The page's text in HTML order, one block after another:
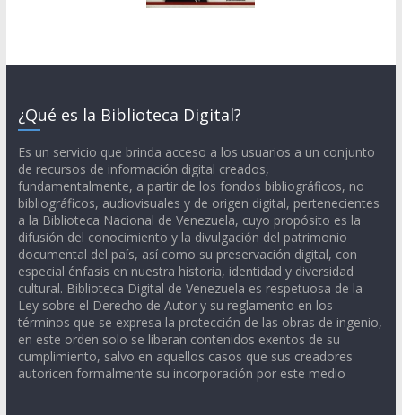
¿Qué es la Biblioteca Digital?
Es un servicio que brinda acceso a los usuarios a un conjunto
de recursos de información digital creados,
fundamentalmente, a partir de los fondos bibliográficos, no
bibliográficos, audiovisuales y de origen digital, pertenecientes
a la Biblioteca Nacional de Venezuela, cuyo propósito es la
difusión del conocimiento y la divulgación del patrimonio
documental del país, así como su preservación digital, con
especial énfasis en nuestra historia, identidad y diversidad
cultural. Biblioteca Digital de Venezuela es respetuosa de la
Ley sobre el Derecho de Autor y su reglamento en los
términos que se expresa la protección de las obras de ingenio,
en este orden solo se liberan contenidos exentos de su
cumplimiento, salvo en aquellos casos que sus creadores
autoricen formalmente su incorporación por este medio